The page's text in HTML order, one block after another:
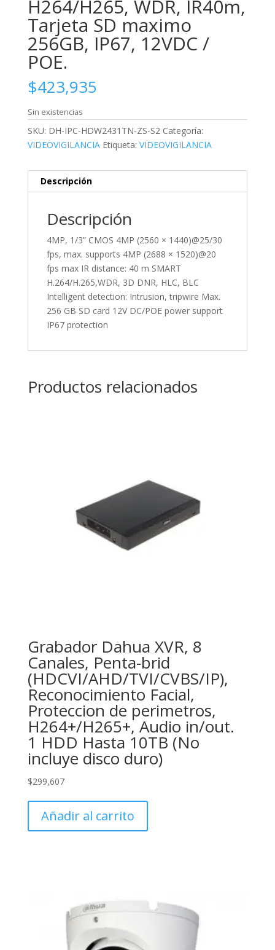
H264/H265, WDR, IR40m,
Tarjeta SD maximo
256GB, IP67, 12VDC /
POE.
$423,935
Sin existencias
SKU: DH-IPC-HDW2431TN-ZS-S2 Categoría:
VIDEOVIGILANCIA Etiqueta: VIDEOVIGILANCIA
Descripción
Descripción
4MP, 1/3” CMOS 4MP (2560 × 1440)@25/30
fps, max. supports 4MP (2688 × 1520)@20
fps max IR distance: 40 m SMART
H.264/H.265,WDR, 3D DNR, HLC, BLC
Intelligent detection: Intrusion, tripwire Max.
256 GB SD card 12V DC/POE power support
IP67 protection
Productos relacionados
Grabador Dahua XVR, 8
Canales, Penta-brid
(HDCVI/AHD/TVI/CVBS/IP),
Reconocimiento Facial,
Proteccion de perimetros,
H264+/H265+, Audio in/out.
1 HDD Hasta 10TB (No
incluye disco duro)
$299,607
Añadir al carrito